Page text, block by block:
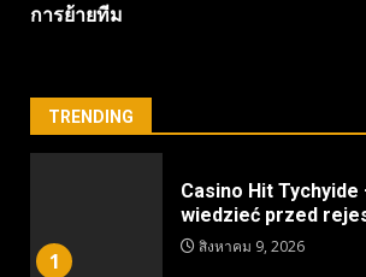
การย้ายทีม
TRENDING
1
Casino Hit
wiedzieć przed
สิงหาคม 9, 2026